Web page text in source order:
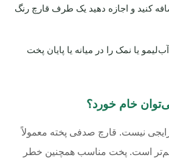
کنید و اجازه دهید یک طرف قارچ رنگ
یا نمک را در میانه یا پایان پخت
خام خورد؟
نیست. قارچ صدفی پخته معمولاً
است. پخت مناسب همچنین خطر